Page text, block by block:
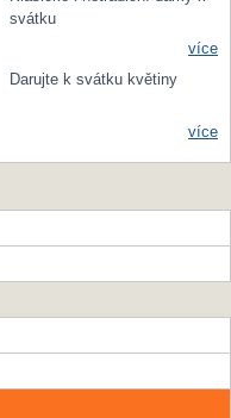
svátku
více
Darujte k svátku květiny
více